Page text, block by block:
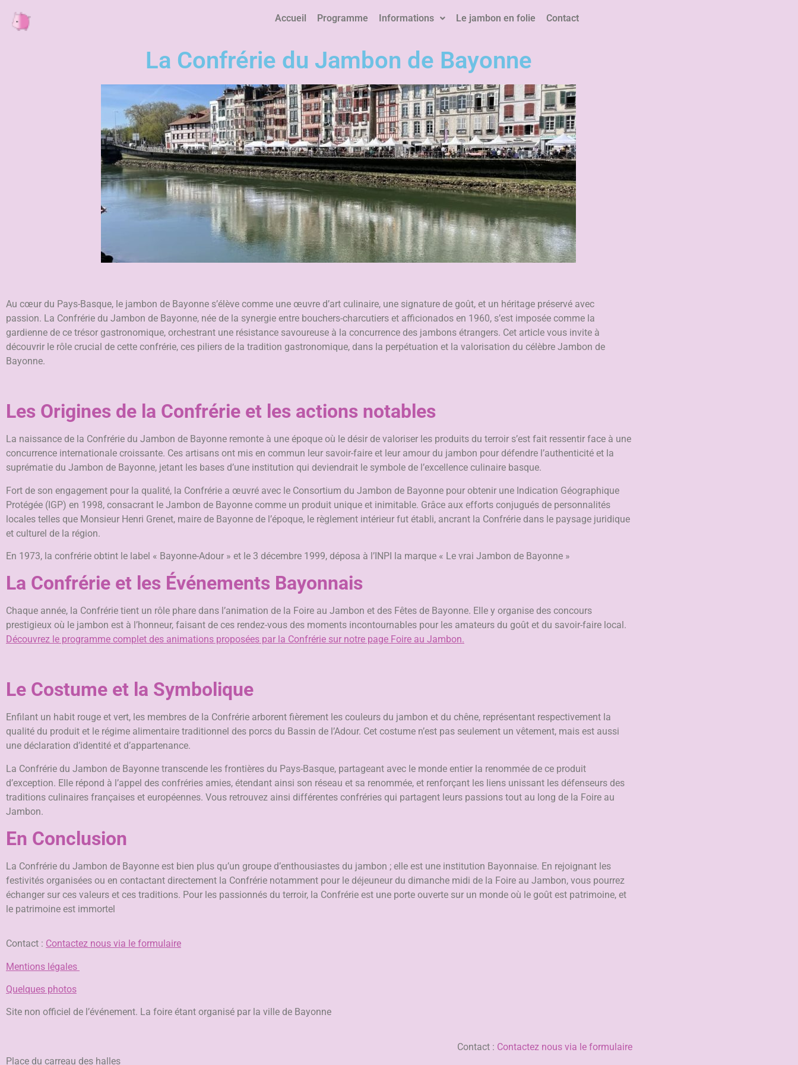
Accueil Programme Informations Le jambon en folie Contact
La Confrérie du Jambon de Bayonne
Au cœur du Pays-Basque, le jambon de Bayonne s’élève comme une œuvre d’art culinaire, une signature de goût, et un héritage préservé avec
passion. La Confrérie du Jambon de Bayonne, née de la synergie entre bouchers-charcutiers et afficionados en 1960, s’est imposée comme la
gardienne de ce trésor gastronomique, orchestrant une résistance savoureuse à la concurrence des jambons étrangers. Cet article vous invite à
découvrir le rôle crucial de cette confrérie, ces piliers de la tradition gastronomique, dans la perpétuation et la valorisation du célèbre Jambon de
Bayonne.
Les Origines de la Confrérie et les actions notables
La naissance de la Confrérie du Jambon de Bayonne remonte à une époque où le désir de valoriser les produits du terroir s’est fait ressentir face à une
concurrence internationale croissante. Ces artisans ont mis en commun leur savoir-faire et leur amour du jambon pour défendre l’authenticité et la
suprématie du Jambon de Bayonne, jetant les bases d’une institution qui deviendrait le symbole de l’excellence culinaire basque.
Fort de son engagement pour la qualité, la Confrérie a œuvré avec le Consortium du Jambon de Bayonne pour obtenir une Indication Géographique
Protégée (IGP) en 1998, consacrant le Jambon de Bayonne comme un produit unique et inimitable. Grâce aux efforts conjugués de personnalités
locales telles que Monsieur Henri Grenet, maire de Bayonne de l’époque, le règlement intérieur fut établi, ancrant la Confrérie dans le paysage juridique
et culturel de la région.
En 1973, la confrérie obtint le label « Bayonne-Adour » et le 3 décembre 1999, déposa à l’INPI la marque « Le vrai Jambon de Bayonne »
La Confrérie et les Événements Bayonnais
Chaque année, la Confrérie tient un rôle phare dans l’animation de la Foire au Jambon et des Fêtes de Bayonne. Elle y organise des concours
prestigieux où le jambon est à l’honneur, faisant de ces rendez-vous des moments incontournables pour les amateurs du goût et du savoir-faire local.
Découvrez le programme complet des animations proposées par la Confrérie sur notre page Foire au Jambon.
Le Costume et la Symbolique
Enfilant un habit rouge et vert, les membres de la Confrérie arborent fièrement les couleurs du jambon et du chêne, représentant respectivement la
qualité du produit et le régime alimentaire traditionnel des porcs du Bassin de l’Adour. Cet costume n’est pas seulement un vêtement, mais est aussi
une déclaration d’identité et d’appartenance.
La Confrérie du Jambon de Bayonne transcende les frontières du Pays-Basque, partageant avec le monde entier la renommée de ce produit
d’exception. Elle répond à l’appel des confréries amies, étendant ainsi son réseau et sa renommée, et renforçant les liens unissant les défenseurs des
traditions culinaires françaises et européennes. Vous retrouvez ainsi différentes confréries qui partagent leurs passions tout au long de la Foire au
Jambon.
En Conclusion
La Confrérie du Jambon de Bayonne est bien plus qu’un groupe d’enthousiastes du jambon ; elle est une institution Bayonnaise. En rejoignant les
festivités organisées ou en contactant directement la Confrérie notamment pour le déjeuneur du dimanche midi de la Foire au Jambon, vous pourrez
échanger sur ces valeurs et ces traditions. Pour les passionnés du terroir, la Confrérie est une porte ouverte sur un monde où le goût est patrimoine, et
le patrimoine est immortel
Contact : Contactez nous via le formulaire
Mentions légales
Quelques photos
Site non officiel de l’événement. La foire étant organisé par la ville de Bayonne
Place du carreau des halles
Contact : Contactez nous via le formulaire